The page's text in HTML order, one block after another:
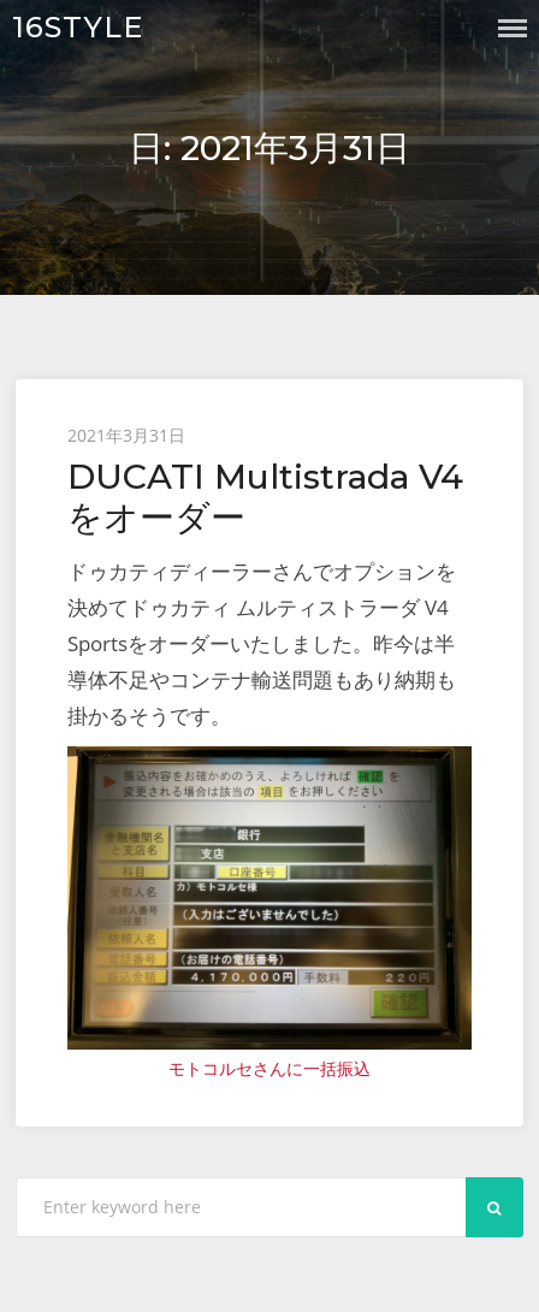
Skip
content
16STYLE
日:2021年3月31日
Posted
on
2021年3月31日
DUCATI Multistrada V4
をオーダー
ドゥカティディーラーさんでオプションを
決めてドゥカティ ムルティストラーダ V4
Sportsをオーダーいたしました。昨今は半
導体不足やコンテナ輸送問題もあり納期も
掛かるそうです。
モトコルセさんに一括振込